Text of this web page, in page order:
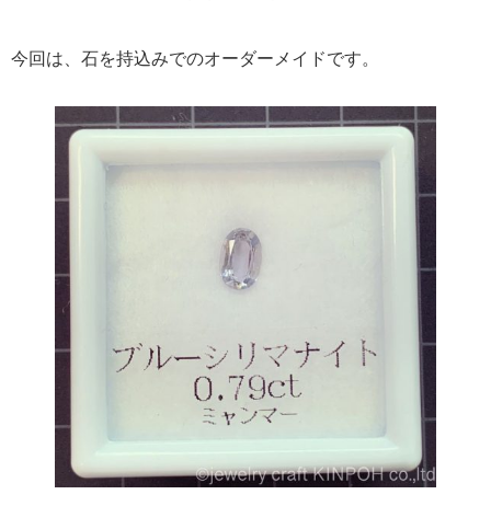
今回は、石を持込みでのオーダーメイドです。